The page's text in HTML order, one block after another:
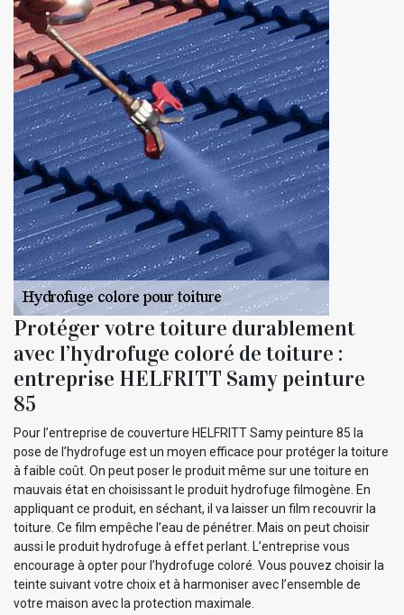
Protéger votre toiture durablement
avec l’hydrofuge coloré de toiture :
entreprise HELFRITT Samy peinture
85
Pour l’entreprise de couverture HELFRITT Samy peinture 85 la
pose de l’hydrofuge est un moyen efficace pour protéger la toiture
à faible coût. On peut poser le produit même sur une toiture en
mauvais état en choisissant le produit hydrofuge filmogène. En
appliquant ce produit, en séchant, il va laisser un film recouvrir la
toiture. Ce film empêche l’eau de pénétrer. Mais on peut choisir
aussi le produit hydrofuge à effet perlant. L’entreprise vous
encourage à opter pour l’hydrofuge coloré. Vous pouvez choisir la
teinte suivant votre choix et à harmoniser avec l’ensemble de
votre maison avec la protection maximale.